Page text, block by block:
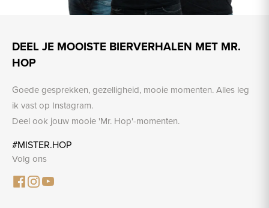
DEEL JE MOOISTE BIERVERHALEN MET MR.
HOP
Goede gesprekken, gezelligheid, mooie momenten. Alles leg
ik vast op Instagram.
Deel ook jouw mooie 'Mr. Hop'-momenten.
#MISTER.HOP
Volg ons